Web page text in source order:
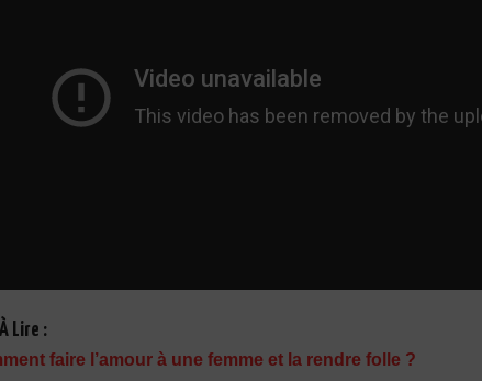
Lire :
faire l’amour à une femme et la rendre folle ?